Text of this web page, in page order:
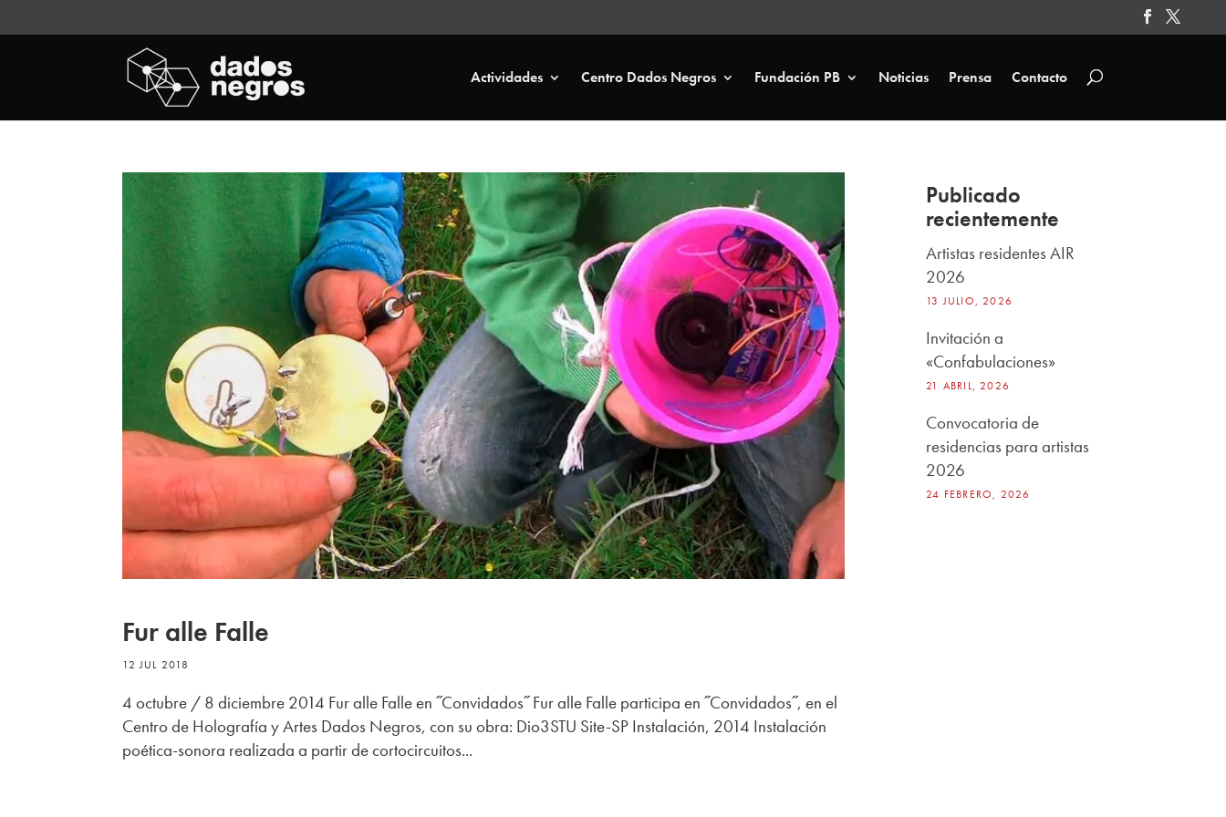
Actividades Centro Dados Negros Fundación PB Noticias Prensa Contacto
Fur alle Falle
12 JUL 2018
4 octubre / 8 diciembre 2014 Fur alle Falle en ˝Convidados˝ Fur alle Falle participa en ˝Convidados˝, en el
Centro de Holografía y Artes Dados Negros, con su obra: Dio3STU Site-SP Instalación, 2014 Instalación
poética-sonora realizada a partir de cortocircuitos...
Publicado
recientemente
Artistas residentes AIR
2026
13 JULIO, 2026
Invitación a
«Confabulaciones»
21 ABRIL, 2026
Convocatoria de
residencias para artistas
2026
24 FEBRERO, 2026